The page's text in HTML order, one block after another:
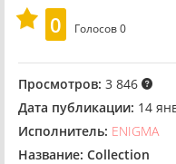
0
Голосов0
Просмотров: 3 846
Дата публикации: 14
Исполнитель: ENIGMA
Название: Collection